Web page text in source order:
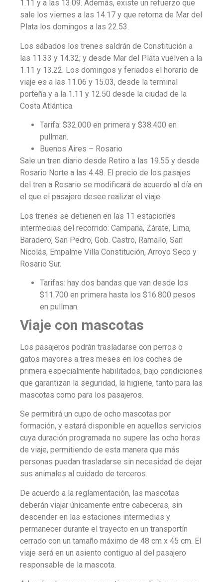
1.11 y a las 13.09. Además, existe un refuerzo que
sale los viernes a las 14.17 y que retorna de Mar del
Plata los domingos a las 22.53.
Los sábados los trenes saldrán de Constitución a
las 11.33 y 14.32; y desde Mar del Plata vuelven a la
1.11 y 13.22. Los domingos y feriados el horario de
viaje es a las 11.06 y 15.03, desde la terminal
porteña y a la 1.11 y 12.50 desde la ciudad de la
Costa Atlántica.
Tarifa: $32.000 en primera y $38.400 en
pullman.
Buenos Aires – Rosario
Sale un tren diario desde Retiro a las 19.55 y desde
Rosario Norte a las 4.48. El precio de los pasajes
del tren a Rosario se modificará de acuerdo al día en
el que el pasajero desee realizar el viaje.
Los trenes se detienen en las 11 estaciones
intermedias del recorrido: Campana, Zárate, Lima,
Baradero, San Pedro, Gob. Castro, Ramallo, San
Nicolás, Empalme Villa Constitución, Arroyo Seco y
Rosario Sur.
Tarifas: hay dos bandas que van desde los
$11.700 en primera hasta los $16.800 pesos
en pullman.
Viaje con mascotas
Los pasajeros podrán trasladarse con perros o
gatos mayores a tres meses en los coches de
primera especialmente habilitados, bajo condiciones
que garantizan la seguridad, la higiene, tanto para las
mascotas como para los pasajeros.
Se permitirá un cupo de ocho mascotas por
formación, y estará disponible en aquellos servicios
cuya duración programada no supere las ocho horas
de viaje, permitiendo de esta manera que más
personas puedan trasladarse sin necesidad de dejar
sus animales al cuidado de terceros.
De acuerdo a la reglamentación, las mascotas
deberán viajar únicamente entre cabeceras, sin
descender en las estaciones intermedias y
permanecer durante el trayecto en un transportín
cerrado con un tamaño máximo de 48 cm x 45 cm. El
viaje será en un asiento contiguo al del pasajero
responsable de la mascota.